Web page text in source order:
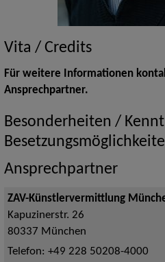
Vita / Credits
Für weitere Informationen
Ansprechpartner.
Besonderheiten /
Ansprechpartner
ZAV-Künstlervermittlung
Kapuzinerstr. 26
80337 München
Telefon: +49 228 50208-4000